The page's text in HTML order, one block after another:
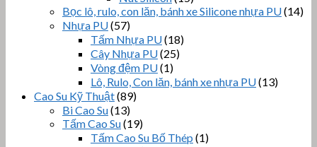
Bọc lô, rulo, con lăn, bánh xe Silicone nhựa PU(14)
Nhựa PU(57)
Tấm Nhựa PU(18)
Cây Nhựa PU(25)
Vòng đệm PU(1)
Lô, Rulo, Con lăn, bánh xe nhựa PU(13)
Cao Su Kỹ Thuật(89)
Bi Cao Su(13)
Tấm Cao Su(19)
Tấm Cao Su Bố Thép (1)